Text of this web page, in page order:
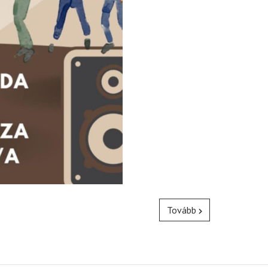
Tovább